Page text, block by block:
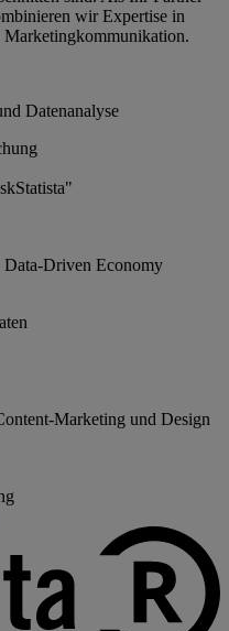
wir Expertise in
Datenanalyse
Data-Driven Economy
Marketing und Design